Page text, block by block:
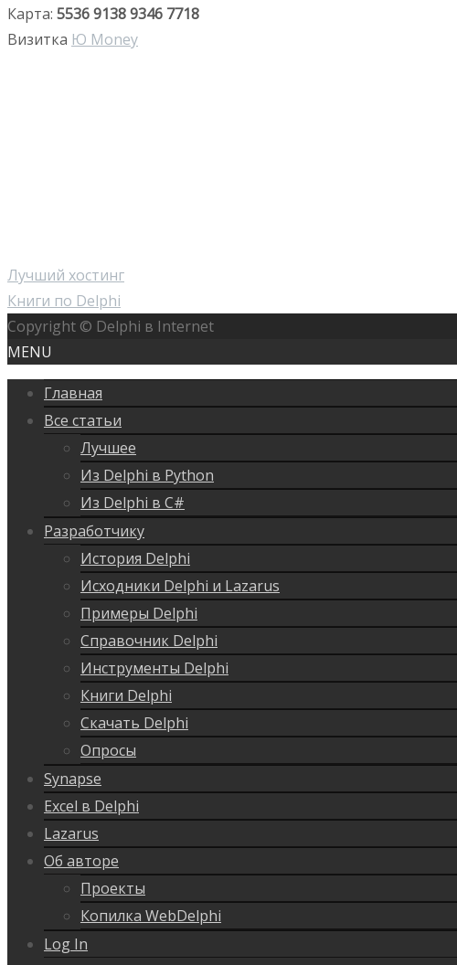
Карта: 5536 9138 9346 7718
Визитка Ю Money
Лучший хостинг
Книги по Delphi
Copyright © Delphi в Internet
MENU
Главная
Все статьи
Лучшее
Из Delphi в Python
Из Delphi в C#
Разработчику
История Delphi
Исходники Delphi и Lazarus
Примеры Delphi
Справочник Delphi
Инструменты Delphi
Книги Delphi
Скачать Delphi
Опросы
Synapse
Excel в Delphi
Lazarus
Об авторе
Проекты
Копилка WebDelphi
Log In